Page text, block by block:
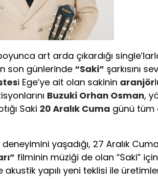
art arda çıkardığı
son günlerinde “Saki” şarkısını
i Ege’ye ait olan sakinin aranjör
Buzuki Orhan Osman,
Saki 20 Aralık Cuma günü
yaşadığı, 27 Aralık
filminin müziği de olan “Saki”
akustik yapılı yeni teklisi ile